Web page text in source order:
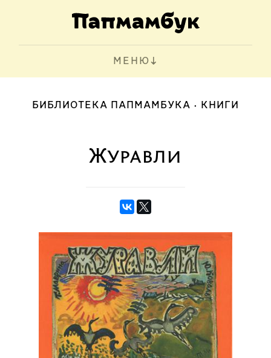
МЕНЮ
БИБЛИОТЕКА ПАПМАМБУКА КНИГИ
Журавли